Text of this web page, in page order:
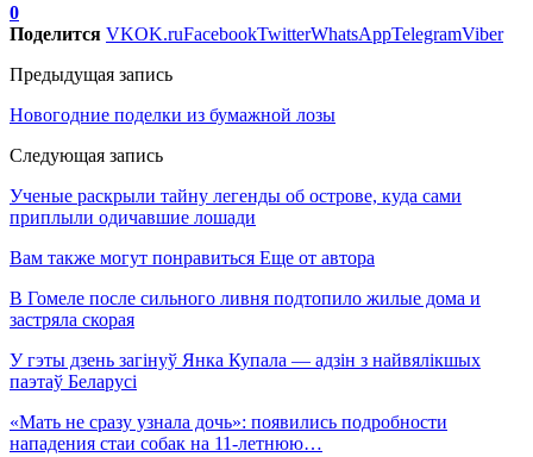
0
Поделится VKOK.ruFacebookTwitterWhatsAppTelegramViber
Предыдущая запись
Новогодние поделки из бумажной лозы
Следующая запись
Ученые раскрыли тайну легенды об острове, куда сами
приплыли одичавшие лошади
Вам также могут понравиться Еще от автора
В Гомеле после сильного ливня подтопило жилые дома и
застряла скорая
У гэты дзень загінуў Янка Купала — адзін з найвялікшых
паэтаў Беларусі
«Мать не сразу узнала дочь»: появились подробности
нападения стаи собак на 11-летнюю…